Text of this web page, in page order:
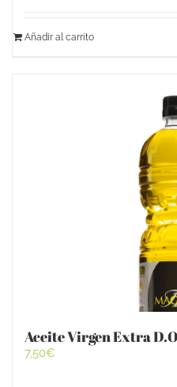
Añadir al carrito
Aceite Virgen Extra
7,50€